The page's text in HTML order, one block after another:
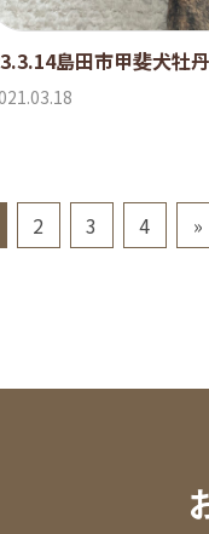
島田市甲斐犬牡
2 3 4 »